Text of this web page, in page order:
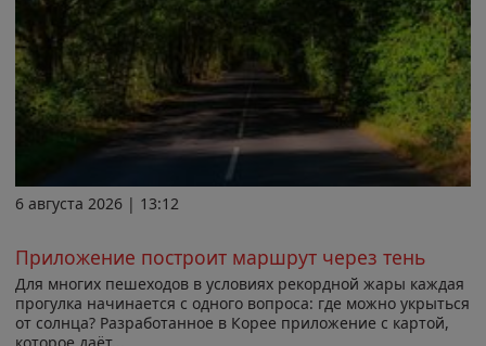
6 августа 2026 | 13:12
Приложение построит маршрут через тень
Для многих пешеходов в условиях рекордной жары каждая
прогулка начинается с одного вопроса: где можно укрыться
от солнца? Разработанное в Корее приложение с картой,